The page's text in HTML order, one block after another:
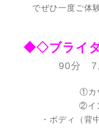
でぜひ一度ご体
◆◇ブライ
90分
①カ
②イ
・ボディ（背